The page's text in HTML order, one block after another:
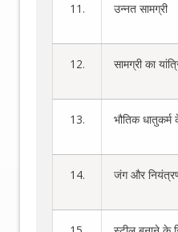
11. उन्नत सामग्री
12. सामग्री का
13. भौतिक धातुकर्म
14. जंग और